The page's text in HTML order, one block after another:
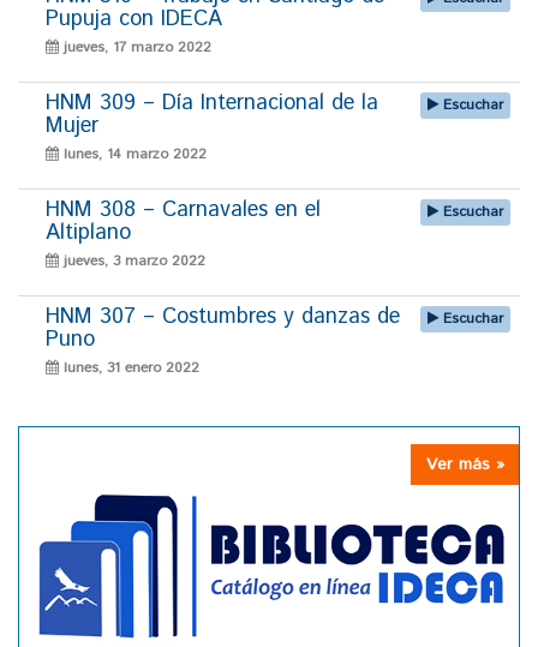
Pupuja con IDECA
jueves, 17 marzo 2022
HNM 309 – Día Internacional de la
Mujer
lunes, 14 marzo 2022
Escuchar
HNM 308 – Carnavales en el
Altiplano
jueves, 3 marzo 2022
Escuchar
HNM 307 – Costumbres y danzas de
Puno
lunes, 31 enero 2022
Escuchar
Ver más »